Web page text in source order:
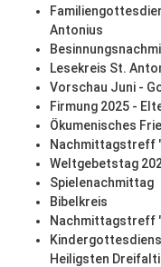
Antonius
Lesekreis St.
Vorschau Juni -
Firmung 2025 -
Ökumenisches
Nachmittagstreff
Weltgebetstag
Spielenachmittag
Bibelkreis
Nachmittagstreff
Heiligsten